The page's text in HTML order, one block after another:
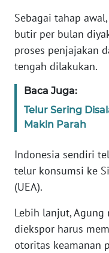
Sebagai tahap
butir per bulan
proses penjajakan
tengah dilakukan.
Baca Juga:
Telur Sering
Makin Parah
Indonesia sendiri
telur konsumsi ke
(UEA).
Lebih lanjut, Agung
diekspor harus
otoritas keamanan
WN
WN
JAKARTA
WN
WN
BANTEN
WN